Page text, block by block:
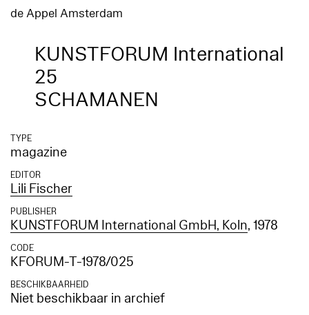
de Appel Amsterdam
KUNSTFORUM International
25
SCHAMANEN
TYPE
magazine
EDITOR
Lili Fischer
PUBLISHER
KUNSTFORUM International GmbH, Koln, 1978
CODE
KFORUM-T-1978/025
BESCHIKBAARHEID
Niet beschikbaar in archief